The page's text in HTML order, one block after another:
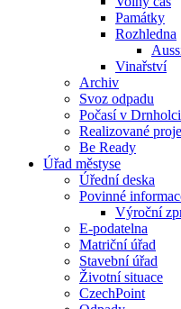
Památky
Rozhledna
Vinařství
Archiv
Svoz odpadu
Počasí v Drnholci
Realizované
Be Ready
Úřad městyse
Úřední deska
Povinné
Výroční
E-podatelna
Matriční úřad
Stavební úřad
Životní situace
CzechPoint